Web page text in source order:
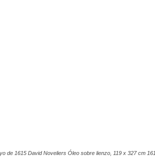
de 1615 David Noveliers Óleo sobre lienzo, 119 x 327 cm